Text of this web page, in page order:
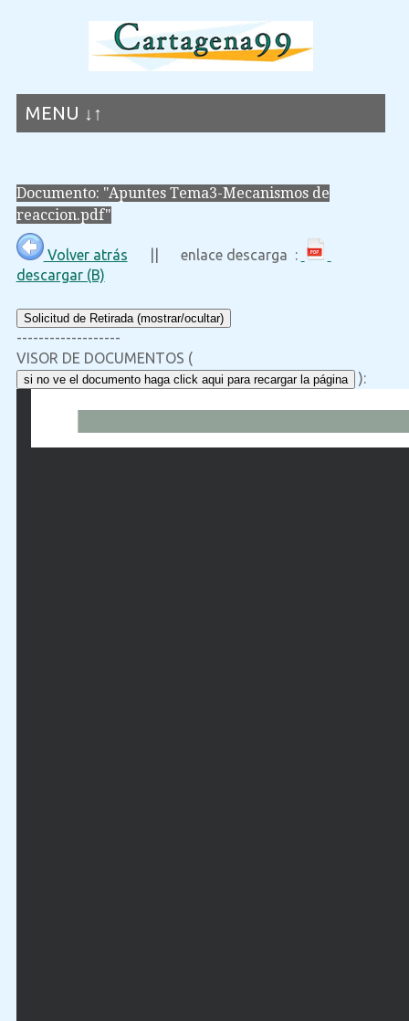
MENU ↓↑
Documento: "Apuntes Tema3-Mecanismos de
reaccion.pdf"
Volver atrás || enlace descarga :
descargar (B)
Solicitud de Retirada (mostrar/ocultar)
-------------------
VISOR DE DOCUMENTOS (
si no ve el documento haga click aqui para recargar la página ):